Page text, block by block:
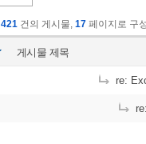
421 건의 게시물, 17 페이지로 구
게시물 제목
re: